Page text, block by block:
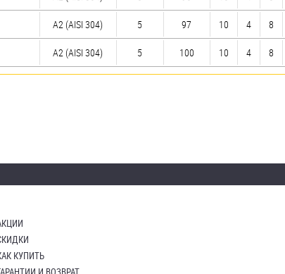
А2 (AISI 304) 5 97 10 4 8
А2 (AISI 304) 5 100 10 4 8
КУПИТЬ